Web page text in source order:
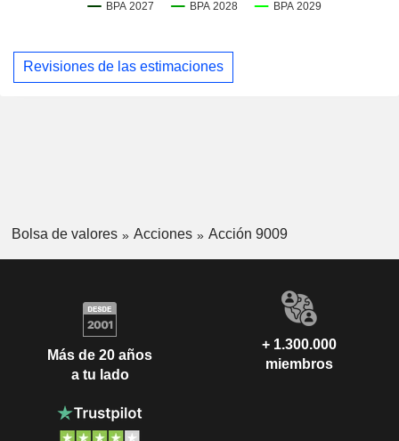
Revisiones de las estimaciones
Bolsa de valores Acciones Acción 9009
Más de 20 años
a tu lado
+ 1.300.000
miembros